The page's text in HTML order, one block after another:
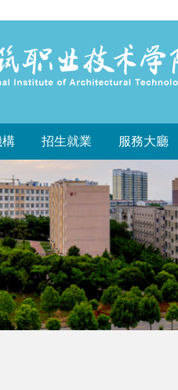
構 招生就業 服務大廳